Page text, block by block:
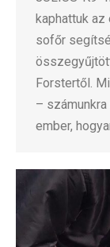
kaphattuk
sofőr
Forstertől.
–
ember,